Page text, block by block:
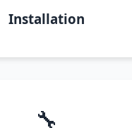
Installation
🔧